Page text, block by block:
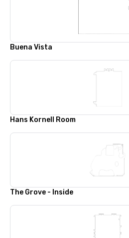
Buena Vista
Hans Kornell Room
The Grove - Inside